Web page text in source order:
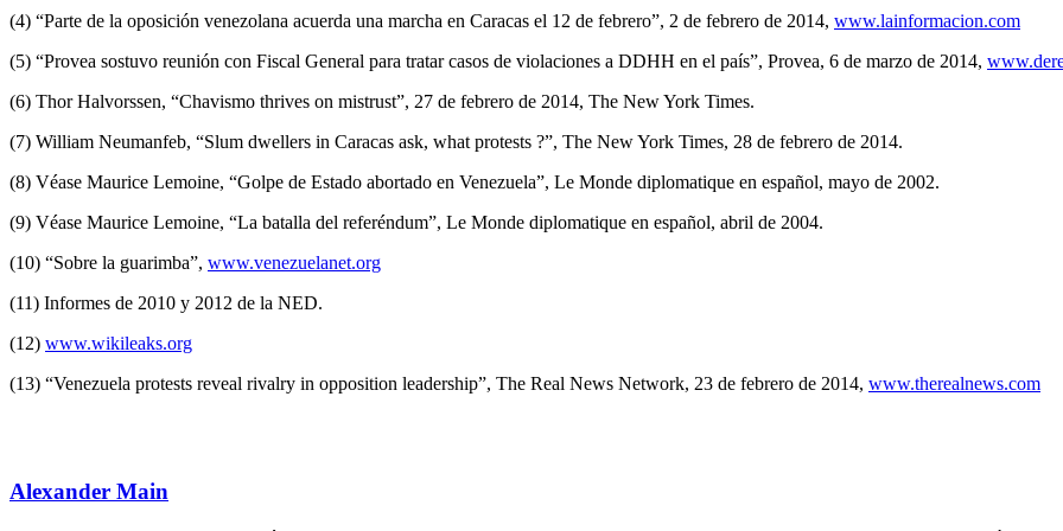
(4) “Parte de la oposición venezolana acuerda una marcha en Caracas el 12 de febrero”, 2 de febrero de 2014, www.lainformacion.com
(5) “Provea sostuvo reunión con Fiscal General para tratar casos de violaciones a DDHH en el país”, Provea, 6 de marzo de 2014,
(6) Thor Halvorssen, “Chavismo thrives on mistrust”, 27 de febrero de 2014, The New York Times.
(7) William Neumanfeb, “Slum dwellers in Caracas ask, what protests ?”, The New York Times, 28 de febrero de 2014.
(8) Véase Maurice Lemoine, “Golpe de Estado abortado en Venezuela”, Le Monde diplomatique en español, mayo de 2002.
(9) Véase Maurice Lemoine, “La batalla del referéndum”, Le Monde diplomatique en español, abril de 2004.
(10) “Sobre la guarimba”, www.venezuelanet.org
(11) Informes de 2010 y 2012 de la NED.
(12) www.wikileaks.org
(13) “Venezuela protests reveal rivalry in opposition leadership”, The Real News Network, 23 de febrero de 2014, www.therealnews.com
Alexander Main